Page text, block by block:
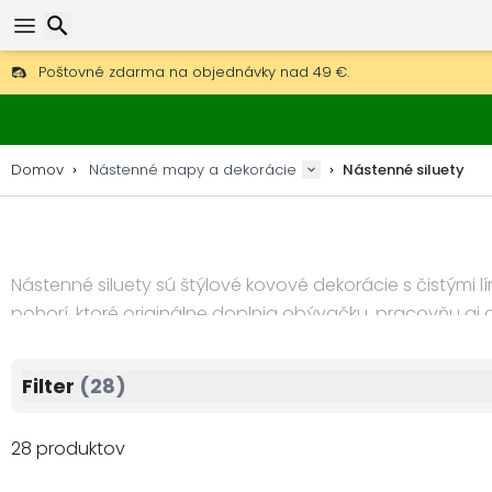
Poštovné zdarma na objednávky nad 49 €.
30 dní na vrátenie, 90 dní na drevené mapy a dekorácie.
Domov Nástenné mapy a dekorácie Nástenné siluety
Nástenné siluety sú štýlové kovové dekorácie s
pohorí, ktoré originálne doplnia obývačku, pracovňu aj
28 produktov
Filter (28)